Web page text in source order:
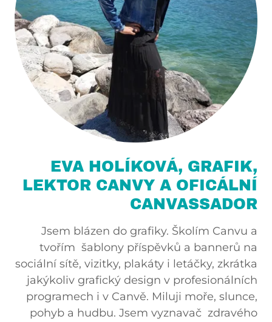
EVA HOLÍKOVÁ, GRAFIK,
LEKTOR CANVY A OFICÁLNÍ
CANVASSADOR
Jsem blázen do grafiky. Školím Canvu a
tvořím šablony příspěvků a bannerů na
sociální sítě, vizitky, plakáty i letáčky, zkrátka
jakýkoliv grafický design v profesionálních
programech i v Canvě. Miluji moře, slunce,
pohyb a hudbu. Jsem vyznavač zdravého